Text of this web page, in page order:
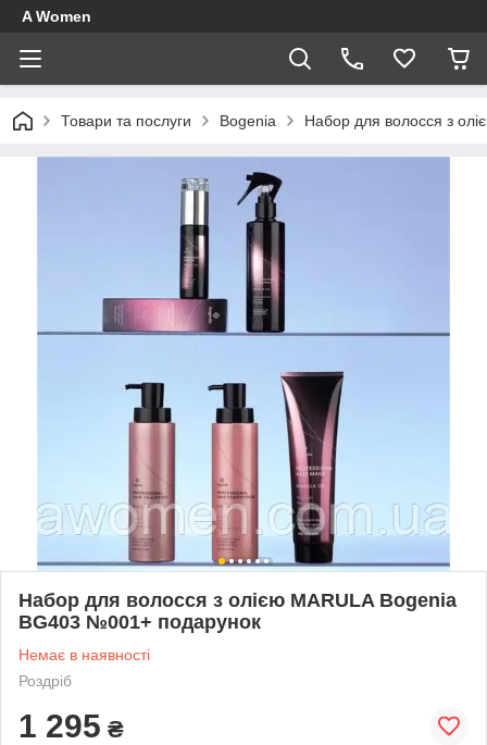
A Women
Товари та послуги Bogenia Набор для волосся з
Набор для волосся з олією MARULA Bogenia
BG403 №001+ подарунок
Немає в наявності
Роздріб
1 295 ₴